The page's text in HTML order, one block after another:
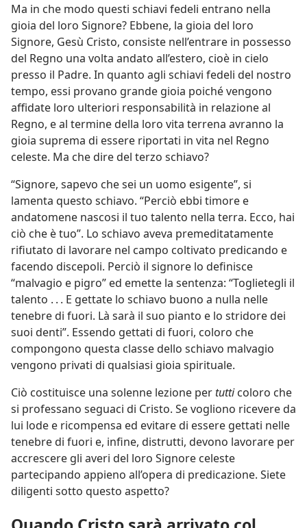
Ma in che modo questi schiavi fedeli entrano nella
gioia del loro Signore? Ebbene, la gioia del loro
Signore, Gesù Cristo, consiste nell’entrare in possesso
del Regno una volta andato all’estero, cioè in cielo
presso il Padre. In quanto agli schiavi fedeli del nostro
tempo, essi provano grande gioia poiché vengono
affidate loro ulteriori responsabilità in relazione al
Regno, e al termine della loro vita terrena avranno la
gioia suprema di essere riportati in vita nel Regno
celeste. Ma che dire del terzo schiavo?
“Signore, sapevo che sei un uomo esigente”, si
lamenta questo schiavo. “Perciò ebbi timore e
andatomene nascosi il tuo talento nella terra. Ecco, hai
ciò che è tuo”. Lo schiavo aveva premeditatamente
rifiutato di lavorare nel campo coltivato predicando e
facendo discepoli. Perciò il signore lo definisce
“malvagio e pigro” ed emette la sentenza: “Toglietegli il
talento . . . E gettate lo schiavo buono a nulla nelle
tenebre di fuori. Là sarà il suo pianto e lo stridore dei
suoi denti”. Essendo gettati di fuori, coloro che
compongono questa classe dello schiavo malvagio
vengono privati di qualsiasi gioia spirituale.
Ciò costituisce una solenne lezione per tutticoloro che
si professano seguaci di Cristo. Se vogliono ricevere da
lui lode e ricompensa ed evitare di essere gettati nelle
tenebre di fuori e, infine, distrutti, devono lavorare per
accrescere gli averi del loro Signore celeste
partecipando appieno all’opera di predicazione. Siete
diligenti sotto questo aspetto?